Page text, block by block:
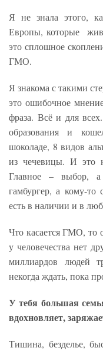
Я не знала этого,
Европы, которые
это сплошное
ГМО.
Я знакома с такими
это ошибочное
фраза. Всё и для
образования и
шоколаде, 8 видов
из чечевицы. И это
Главное – выбор,
гамбургер, а кому-то
есть в наличии и в
Что касается ГМО, то
у человечества нет
миллиардов людей
некогда ждать, пока
У тебя большая
вдохновляет,
Тишина, безделье,